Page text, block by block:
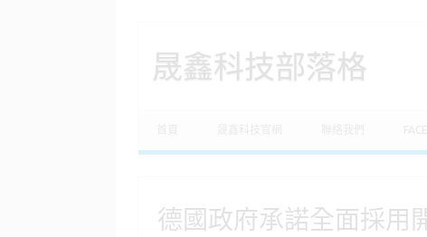
晟鑫科技部落格
德國政府承諾全面採用